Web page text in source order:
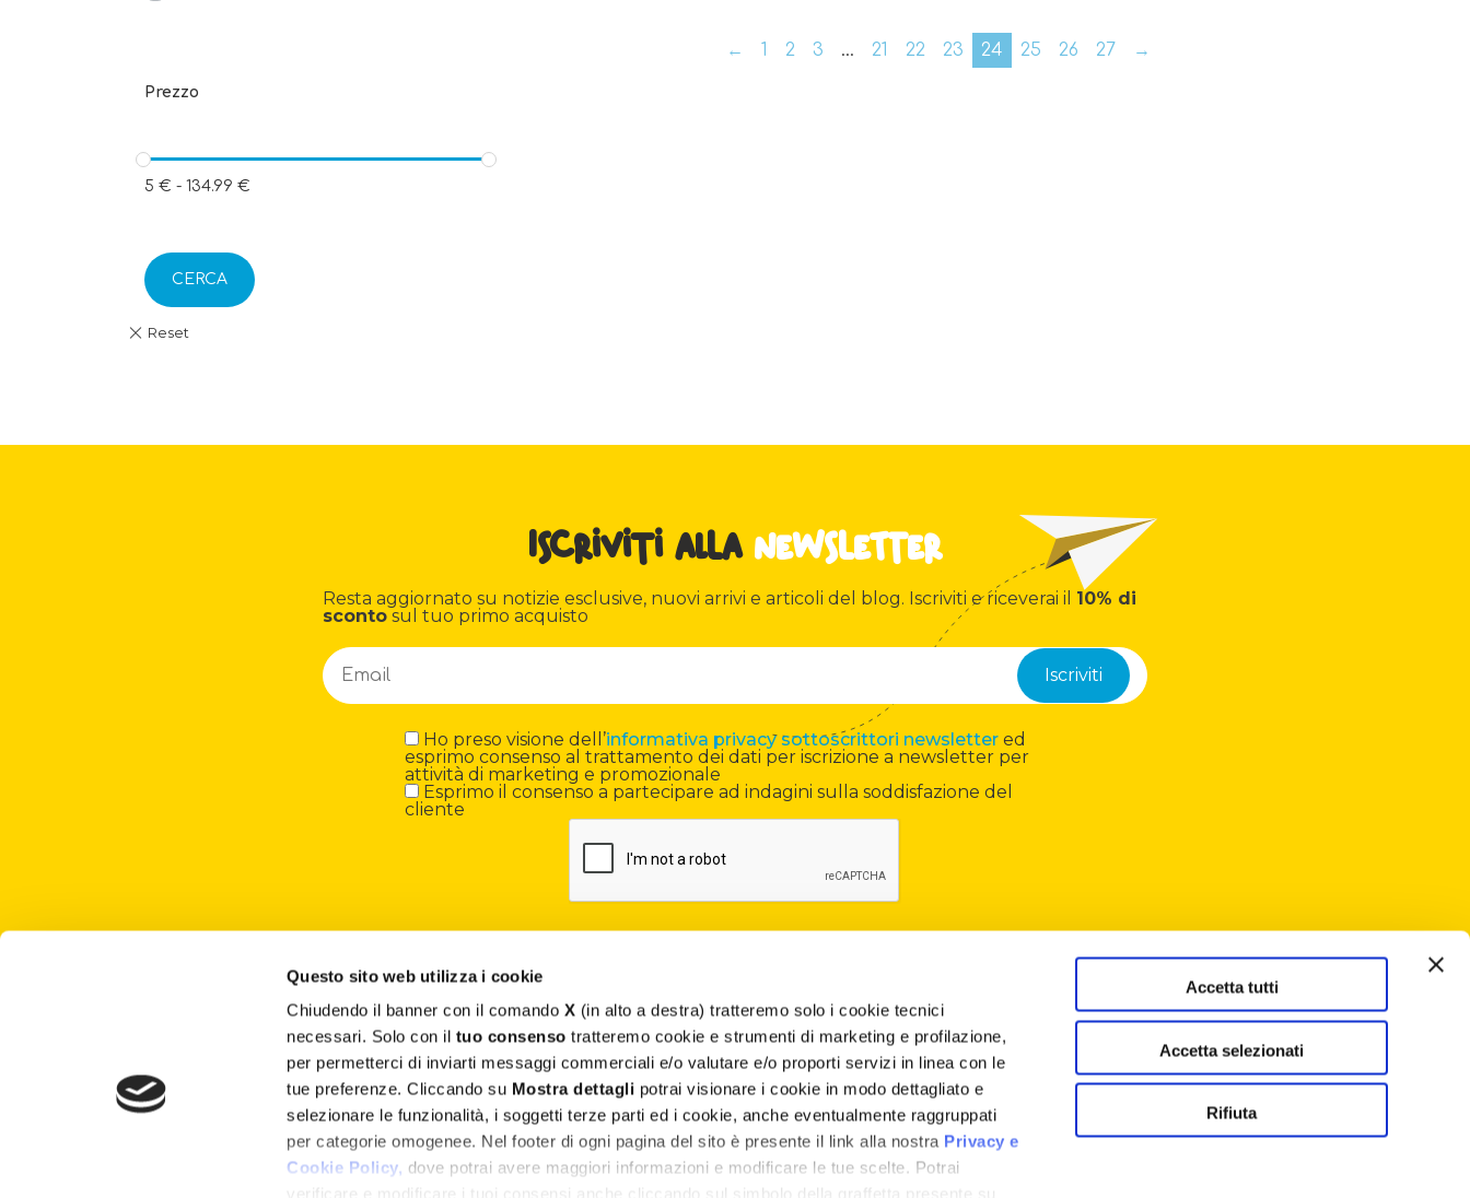
Questo sito web utilizza i cookie
Chiudendo il banner con il comando X (in alto a destra) tratteremo solo i cookie tecnici
necessari. Solo con il tuo consenso tratteremo cookie e strumenti di marketing e profilazione,
per permetterci di inviarti messaggi commerciali e/o valutare e/o proporti servizi in linea con le
tue preferenze. Cliccando su Mostra dettagli potrai visionare i cookie in modo dettagliato e
selezionare le funzionalità, i soggetti terze parti ed i cookie, anche eventualmente raggruppati
per categorie omogenee. Nel footer di ogni pagina del sito è presente il link alla nostra Privacy e
Cookie Policy, dove potrai avere maggiori informazioni e modificare le tue scelte. Potrai
verificare e modificare i tuoi consensi anche cliccando sul simbolo della graffetta presente su
Accetta tutti
Accetta selezionati
Rifiuta
Prezzo
5 € - 134.99 €
CERCA
← 1 2 3 … 21 22 23 24 25 26 27 →
Iscriviti alla newsletter
Resta aggiornato su notizie esclusive, nuovi arrivi e articoli del blog. Iscriviti e riceverai il 10% di
sconto sul tuo primo acquisto
Ho preso visione dell’informativa privacy sottoscrittori newsletter ed
esprimo consenso al trattamento dei dati per iscrizione a newsletter per
attività di marketing e promozionale
Esprimo il consenso a partecipare ad indagini sulla soddisfazione del
cliente
Lisciani TV
Contatti
Assistenza
Termini e Condizioni
Privacy e Cookie Policy